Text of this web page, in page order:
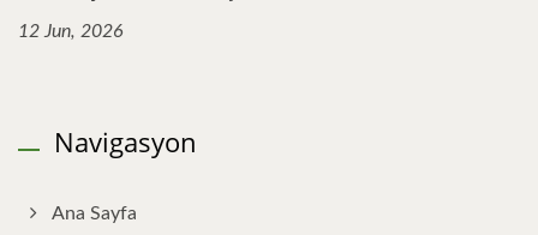
12 Jun, 2026
Navigasyon
Ana Sayfa